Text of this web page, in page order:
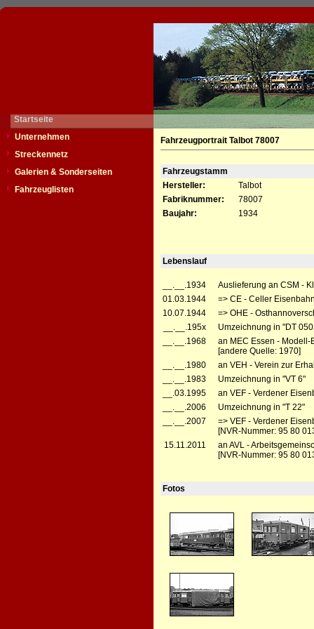
Startseite
Unternehmen
Streckennetz
Galerien & Sonderseiten
Fahrzeuglisten
Fahrzeugportrait Talbot 78007
Fahrzeugstamm
Hersteller:
Talbot
Fabriknummer:
78007
Baujahr:
1934
Lebenslauf
__.__.1934
Auslieferung an CSM -
01.03.1944
=> CE - Celler
10.07.1944
=> OHE -
__.__.195x
Umzeichnung in "DT
__.__.1968
an MEC Essen - Modell-
[andere Quelle: 1970]
__.__.1980
an VEH - Verein zur
__.__.1983
Umzeichnung in "VT 6"
__.03.1995
an VEF - Verdener
__.__.2006
Umzeichnung in "T 22"
__.__.2007
=> VEF - Verdener
[NVR-Nummer: 95 80
15.11.2011
an AVL -
[NVR-Nummer: 95 80
Fotos